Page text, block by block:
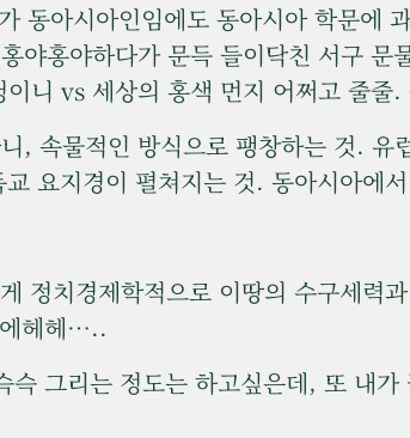
동아시아인임에도 동아시아 학문에
야홍야하다가 문득 들이닥친 서구
니 vs 세상의 홍색 먼지 어쩌고 줄
속물적인 방식으로 팽창하는 것. 유
요지경이 펼쳐지는 것. 동아시아에
정치경제학적으로 이땅의 수구세
에헤헤…..
그리는 정도는 하고싶은데, 또 내